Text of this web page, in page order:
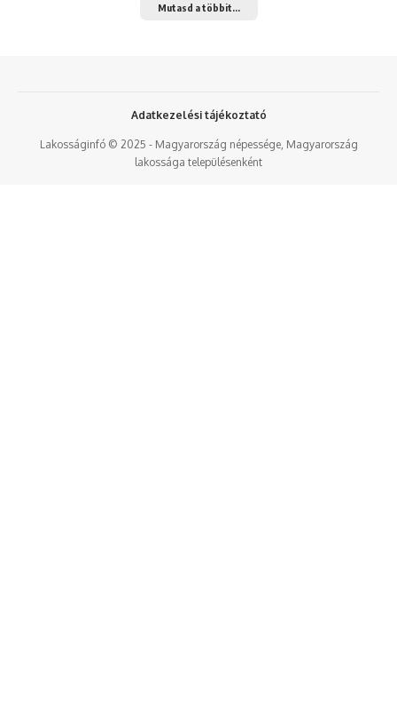
Mutasd a többit...
Lakosságinfó © 2025 - Magyarország népessége, Magyarország
lakossága településenként
Adatkezelési tájékoztató